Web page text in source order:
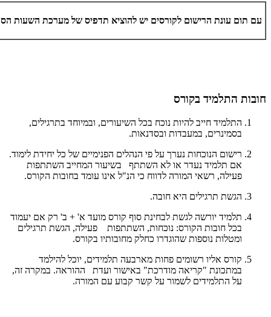
עם תום עונת הרישום לקורסים יש להוציא תדפיס של מערכת השעות
חובות התלמיד בקורס
התלמיד חייב להיות נוכח בכל השיעורים, ובמיוחד בתרגילים,
בסמינרים, במעבדות ובסדנאות.
רישום הנוכחות נערך על פי הנהלים הפנימיים של כל יחידת לימוד.
אם תלמיד נעדר או לא השתתף בשיעור המחייב השתתפות
פעילה, רשאי המורה לדווח כי הנ"ל אינו עומד בחובות הקורס.
הגשת תרגילים היא חובה.
תלמיד יורשה לגשת לבחינת סוף קורס מועד א' + ב' רק אם יעמוד
בכל חובות הקורס: נוכחות, השתתפות פעילה, הגשת תרגילים
ומטלות נוספות שהוגדרו כחלק מחובותיו בקורס.
קורס אליו רשומים פחות מארבעה תלמידים, יוכל להילמד
במתכונת "קריאה מודרכת" באישור ועדת ההוראה. במקרה זה,
על התלמידים לשמור על קשר קבוע עם המורה.